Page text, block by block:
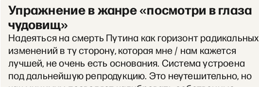
Упражнение в жанре «посмотри в глаза
чудовищ»
Надеяться на смерть Путина как горизонт радикальных
изменений в ту сторону, которая мне / нам кажется
лучшей, не очень есть основания. Система устроена
под дальнейшую репродукцию. Это неутешительно, но